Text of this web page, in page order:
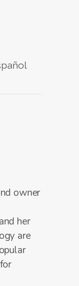
owner
her
are